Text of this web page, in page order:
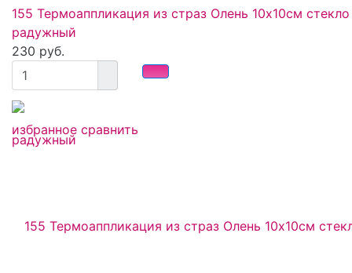
избранное сравнить
155 Термоаппликация из страз Олень 10х10см стекло
радужный
230 руб.